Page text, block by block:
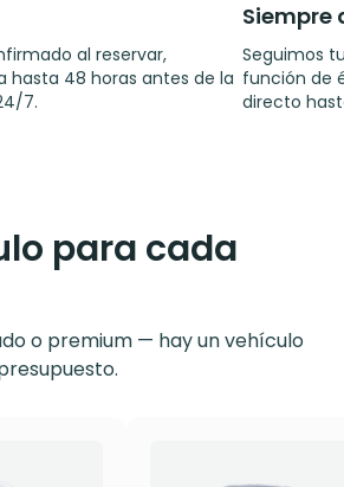
al reservar,
hasta 48 horas antes de la
7.
Siempre
Seguimos
función de
directo
para cada
o premium — hay un vehículo